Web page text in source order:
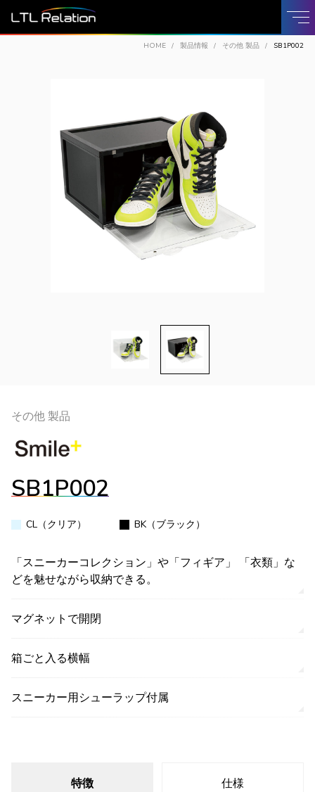
HOME 製品情報 その他 製品 SB1P002
その他 製品
SB1P002
CL（クリア） BK（ブラック）
「スニーカーコレクション」や「フィギア」 「衣類」な
どを魅せながら収納できる。
マグネットで開閉
箱ごと入る横幅
スニーカー用シューラップ付属
特徴 仕様